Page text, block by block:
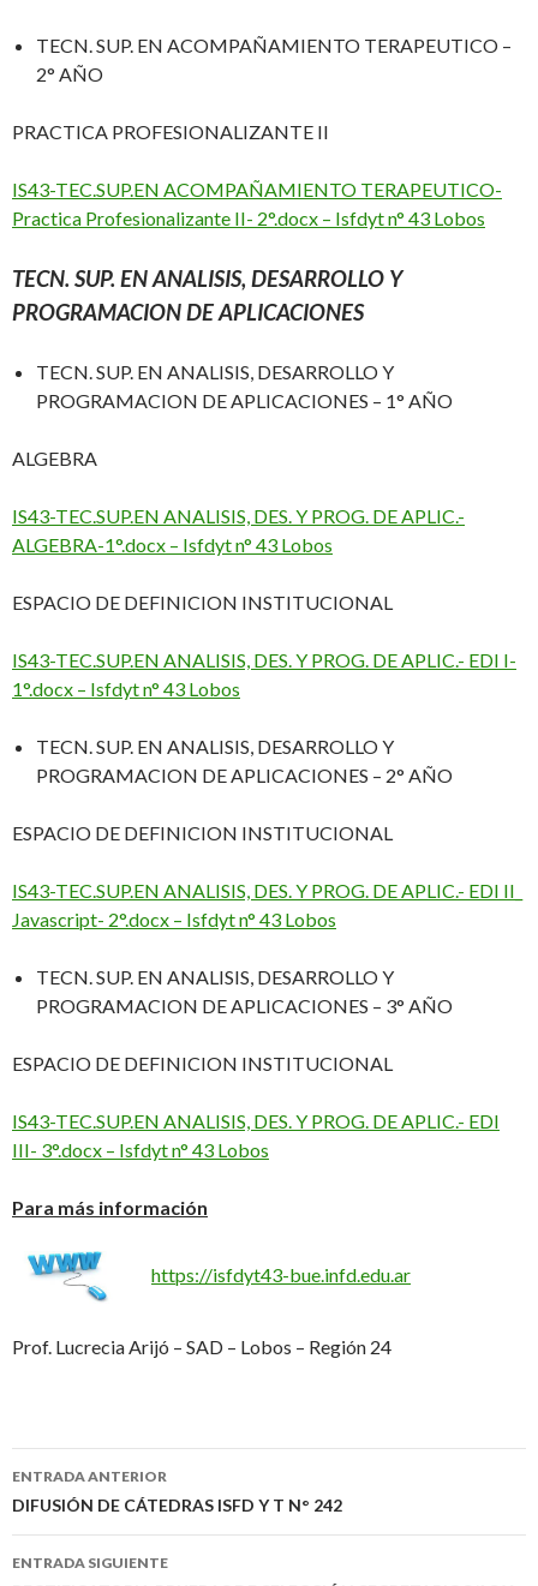
TECN. SUP. EN ACOMPAÑAMIENTO TERAPEUTICO –
2° AÑO
PRACTICA PROFESIONALIZANTE II
IS43-TEC.SUP.EN ACOMPAÑAMIENTO TERAPEUTICO-
Practica Profesionalizante II- 2°.docx – Isfdyt n° 43 Lobos
TECN. SUP. EN ANALISIS, DESARROLLO Y
PROGRAMACION DE APLICACIONES
TECN. SUP. EN ANALISIS, DESARROLLO Y
PROGRAMACION DE APLICACIONES – 1° AÑO
ALGEBRA
IS43-TEC.SUP.EN ANALISIS, DES. Y PROG. DE APLIC.-
ALGEBRA-1°.docx – Isfdyt n° 43 Lobos
ESPACIO DE DEFINICION INSTITUCIONAL
IS43-TEC.SUP.EN ANALISIS, DES. Y PROG. DE APLIC.- EDI I-
1°.docx – Isfdyt n° 43 Lobos
TECN. SUP. EN ANALISIS, DESARROLLO Y
PROGRAMACION DE APLICACIONES – 2° AÑO
ESPACIO DE DEFINICION INSTITUCIONAL
IS43-TEC.SUP.EN ANALISIS, DES. Y PROG. DE APLIC.- EDI II_
Javascript- 2°.docx – Isfdyt n° 43 Lobos
TECN. SUP. EN ANALISIS, DESARROLLO Y
PROGRAMACION DE APLICACIONES – 3° AÑO
ESPACIO DE DEFINICION INSTITUCIONAL
IS43-TEC.SUP.EN ANALISIS, DES. Y PROG. DE APLIC.- EDI
III- 3°.docx – Isfdyt n° 43 Lobos
Para más información
https://isfdyt43-bue.infd.edu.ar
Prof. Lucrecia Arijó – SAD – Lobos – Región 24
Navegación
de
entradas
ENTRADA ANTERIOR
DIFUSIÓN DE CÁTEDRAS ISFD Y T N° 242
ENTRADA SIGUIENTE